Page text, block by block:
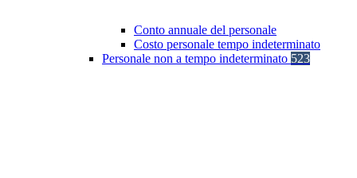
Conto annuale del personale
Costo personale tempo indeterminato
Personale non a tempo indeterminato 523